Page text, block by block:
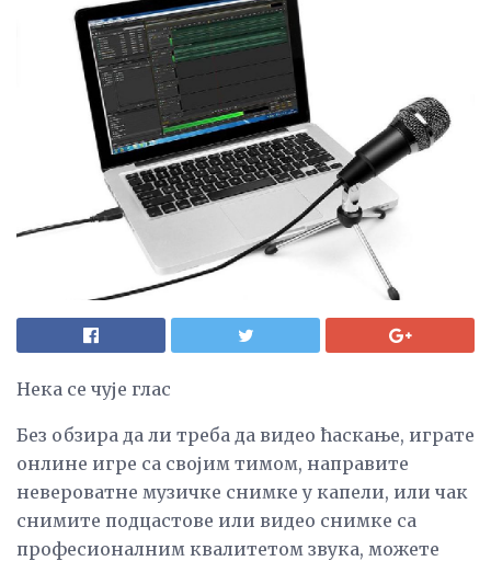
Нека се чује глас
Без обзира да ли треба да видео ћаскање, играте
онлине игре са својим тимом, направите
невероватне музичке снимке у капели, или чак
снимите подцастове или видео снимке са
професионалним квалитетом звука, можете